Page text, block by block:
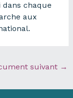
dans chaque
aux
suivant →